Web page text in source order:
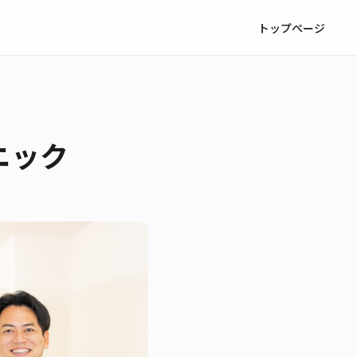
トップページ
ック